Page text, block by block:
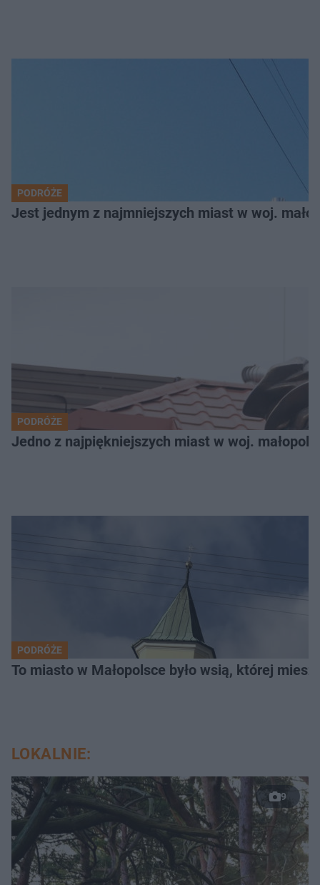
PODRÓŻE
Jest jednym z najmniejszych miast w woj.
PODRÓŻE
Jedno z najpiękniejszych miast w woj.
PODRÓŻE
To miasto w Małopolsce było wsią, której
LOKALNIE:
9